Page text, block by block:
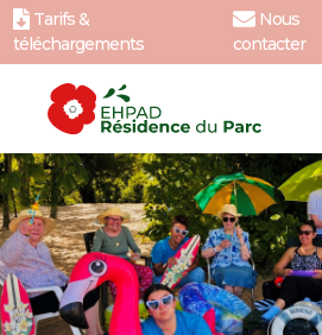
Tarifs &
téléchargements
Nous
contacter